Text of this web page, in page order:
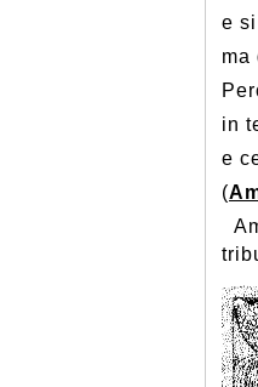
e
ma
in
e
(